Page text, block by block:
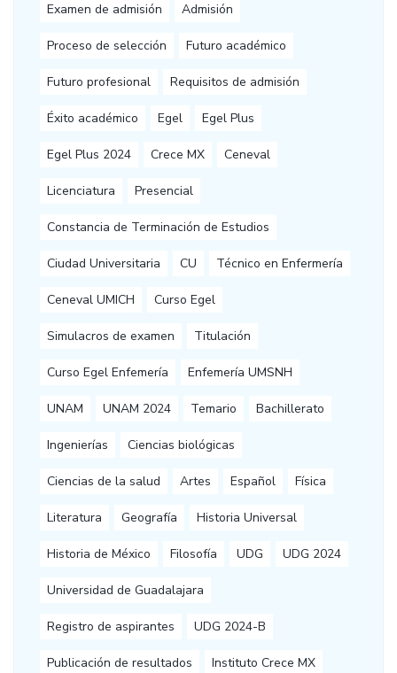
Examen de admisión Admisión
Proceso de selección Futuro académico
Futuro profesional Requisitos de admisión
Éxito académico Egel Egel Plus
Egel Plus 2024 Crece MX Ceneval
Licenciatura Presencial
Constancia de Terminación de Estudios
Ciudad Universitaria CU Técnico en Enfermería
Ceneval UMICH Curso Egel
Simulacros de examen Titulación
Curso Egel Enfemería Enfemería UMSNH
UNAM UNAM 2024 Temario Bachillerato
Ingenierías Ciencias biológicas
Ciencias de la salud Artes Español Física
Literatura Geografía Historia Universal
Historia de México Filosofía UDG UDG 2024
Universidad de Guadalajara
Registro de aspirantes UDG 2024-B
Publicación de resultados Instituto Crece MX